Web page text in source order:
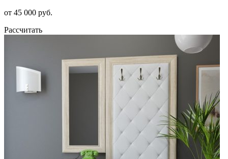
от 45 000 руб.
Рассчитать